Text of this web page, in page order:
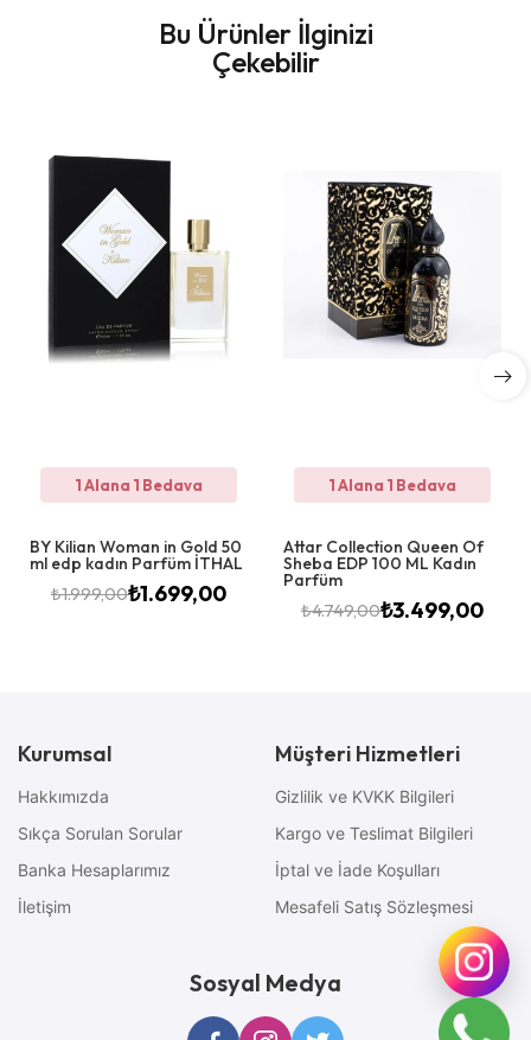
Bu Ürünler İlginizi
Çekebilir
1 Alana 1 Bedava
BY Kilian Woman in Gold 50
ml edp kadın Parfüm İTHAL
₺1.999,00₺1.699,00
1 Alana 1 Bedava
Attar Collection Queen Of
Sheba EDP 100 ML Kadın
Parfüm
₺4.749,00₺3.499,00
Kurumsal
Hakkımızda
Sıkça Sorulan Sorular
Banka Hesaplarımız
İletişim
Müşteri Hizmetleri
Gizlilik ve KVKK Bilgileri
Kargo ve Teslimat Bilgileri
İptal ve İade Koşulları
Mesafeli Satış Sözleşmesi
Sosyal Medya